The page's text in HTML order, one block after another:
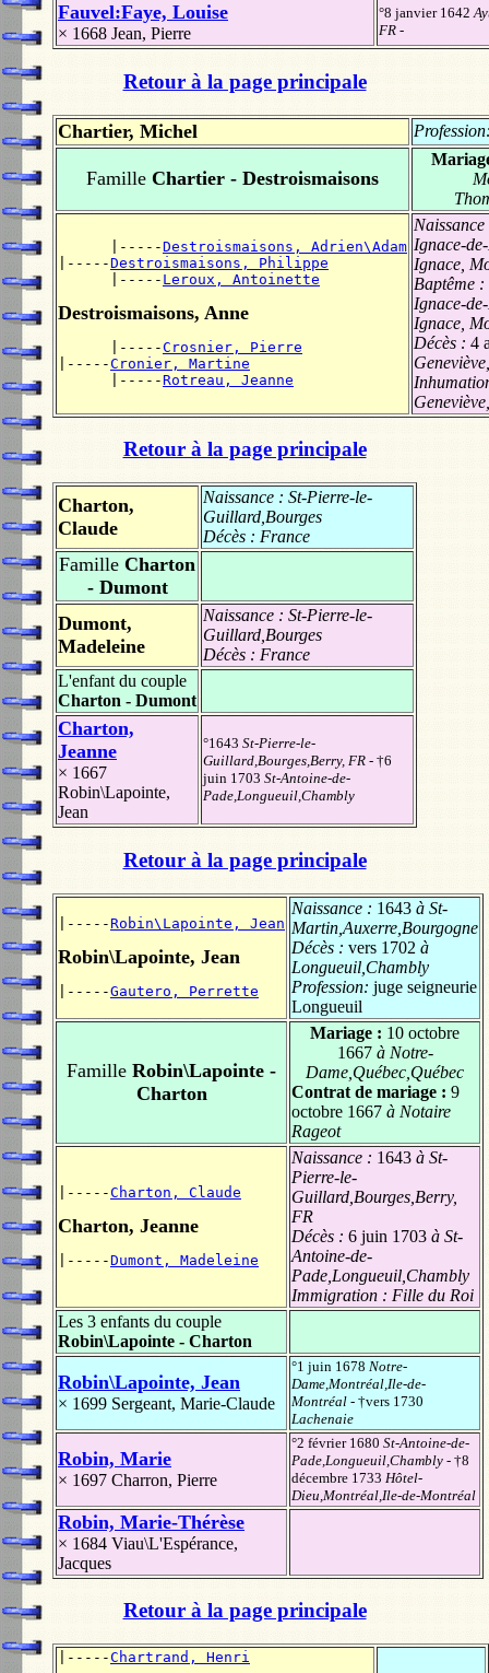
Fauvel:Faye, Louise
× 1668 Jean, Pierre
°8 janvier 1642
FR -
Retour à la page principale
Chartier, Michel
Famille Chartier - Destroismaisons
      |-----
Destroismaisons, Adrien\Adam
|-----Destroismaisons, Philippe
      |-----
Leroux, Antoinette
Destroismaisons, Anne
      |-----
Crosnier, Pierre
|-----Cronier, Martine
      |-----
Rotreau, Jeanne
Ignace-
Ignace,
Baptême :
Ignace-
Ignace,
Décès : 4
Retour à la page principale
Charton,
Claude
Naissance : St-Pierre-le-
Guillard,Bourges
Décès : France
Famille Charton
- Dumont
Dumont,
Madeleine
Naissance : St-Pierre-le-
Guillard,Bourges
Décès : France
L'enfant du couple
Charton - Dumont
Charton,
Jeanne
× 1667
Robin\Lapointe,
Jean
°1643 St-Pierre-le-
Guillard,Bourges,Berry, FR - †6
juin 1703 St-Antoine-de-
Pade,Longueuil,Chambly
Retour à la page principale
|-----Robin\Lapointe, Jean
Robin\Lapointe, Jean
|-----Gautero, Perrette
Naissance : 1643 à St-
Martin,Auxerre,Bourgogne
Décès : vers 1702 à
Longueuil,Chambly
Profession: juge seigneurie
Longueuil
Famille Robin\Lapointe -
Charton
Mariage : 10 octobre
1667à Notre-
Dame,Québec,Québec
Contrat de mariage : 9
octobre 1667 à Notaire
Rageot
|-----Charton, Claude
Charton, Jeanne
|-----Dumont, Madeleine
Naissance : 1643 à St-
Pierre-le-
Guillard,Bourges,Berry,
FR
Décès : 6 juin 1703 à St-
Antoine-de-
Pade,Longueuil,Chambly
Immigration : Fille du Roi
Les 3 enfants du couple
Robin\Lapointe - Charton
Robin\Lapointe, Jean
× 1699 Sergeant, Marie-Claude
°1 juin 1678 Notre-
Dame,Montréal,Ile-de-
Montréal - †vers 1730
Lachenaie
Robin, Marie
× 1697 Charron, Pierre
°2 février 1680 St-Antoine-de-
Pade,Longueuil,Chambly - †8
décembre 1733 Hôtel-
Dieu,Montréal,Ile-de-Montréal
Robin, Marie-Thérèse
× 1684 Viau\L'Espérance,
Jacques
Retour à la page principale
|-----Chartrand, Henri